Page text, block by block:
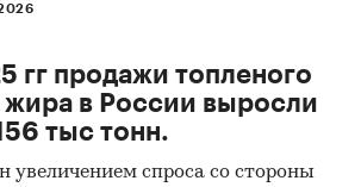
гг продажи топленого
в России выросли
тыс тонн.
увеличением спроса со стороны